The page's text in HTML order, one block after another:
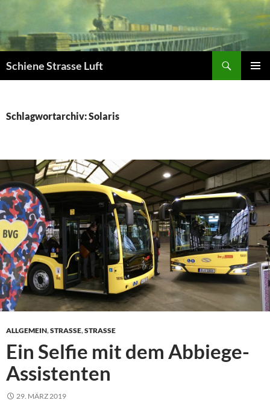
springen
Schiene Strasse Luft
Schlagwortarchiv: Solaris
ALLGEMEIN,STRASSE,STRASSE
Ein Selfie mit dem Abbiege-
Assistenten
29. MÄRZ 2019